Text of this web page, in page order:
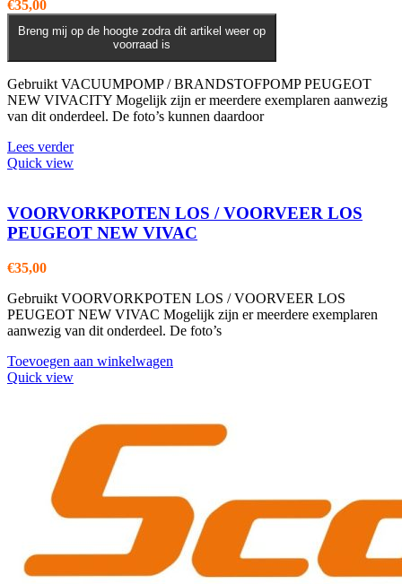
€35,00
Breng mij op de hoogte zodra dit artikel weer op
voorraad is
Gebruikt VACUUMPOMP / BRANDSTOFPOMP PEUGEOT
NEW VIVACITY Mogelijk zijn er meerdere exemplaren aanwezig
van dit onderdeel. De foto’s kunnen daardoor
Lees verder
Quick view
VOORVORKPOTEN LOS / VOORVEER LOS
PEUGEOT NEW VIVAC
€35,00
Gebruikt VOORVORKPOTEN LOS / VOORVEER LOS
PEUGEOT NEW VIVAC Mogelijk zijn er meerdere exemplaren
aanwezig van dit onderdeel. De foto’s
Toevoegen aan winkelwagen
Quick view